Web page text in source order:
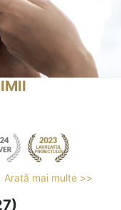
Arată mai multe >>